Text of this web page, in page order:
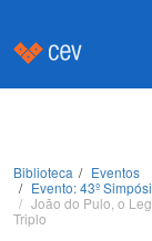
Biblioteca
Eventos
Evento: 43º
João do Pulo, o
Triplo